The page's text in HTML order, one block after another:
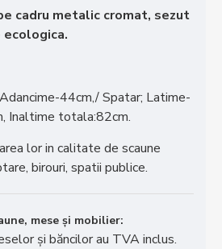
cadru metalic cromat, sezut
44cm,/ Spatar; Latime-
Inaltime totala:82cm.
lor in calitate de scaune
birouri, spatii publice.
mese și mobilier:
și băncilor au TVA inclus.